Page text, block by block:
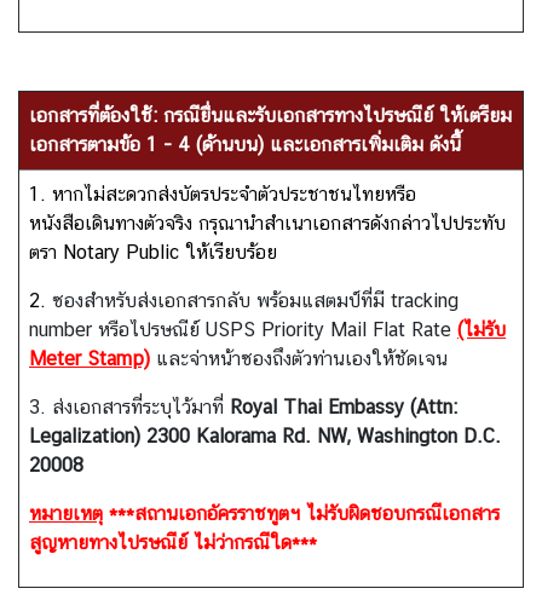
เอกสารที่ต้องใช้: กรณียื่นและรับเอกสารทางไปรษณีย์ ให้เตรียม
เอกสารตามข้อ 1 - 4 (ด้านบน) และเอกสารเพิ่มเติม ดังนี้
1. หากไม่สะดวกส่งบัตรประจำตัวประชาชนไทยหรือ
หนังสือเดินทางตัวจริง กรุณานำสำเนาเอกสารดังกล่าวไปประทับ
ตรา Notary Public ให้เรียบร้อย
2. ซองสำหรับส่งเอกสารกลับ พร้อมแสตมป์ที่มี tracking
number หรือไปรษณีย์ USPS Priority Mail Flat Rate (ไม่รับ
Meter Stamp) และจ่าหน้าซองถึงตัวท่านเองให้ชัดเจน
3. ส่งเอกสารที่ระบุไว้มาที่ Royal Thai Embassy (Attn:
Legalization) 2300 Kalorama Rd. NW, Washington D.C.
20008
หมายเหตุ ***สถานเอกอัครราชทูตฯ ไม่รับผิดชอบกรณีเอกสาร
สูญหายทางไปรษณีย์ ไม่ว่ากรณีใด***